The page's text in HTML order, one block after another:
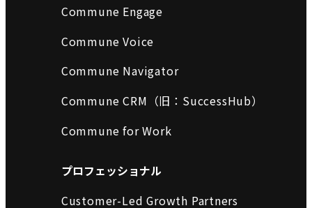
Commune Engage
Commune Voice
Commune Navigator
Commune CRM（旧：SuccessHub）
Commune for Work
プロフェッショナル
Customer-Led Growth Partners